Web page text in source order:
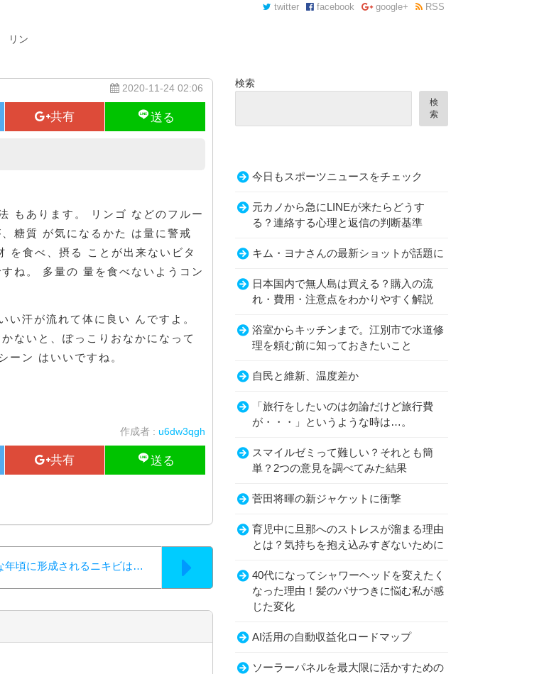
リン
twitter facebook google+ RSS
2020-11-24 02:06
う
もあります。 リンゴ などのフルー
糖質 が気になるかた は量に警戒
を食べ、摂る ことが出来ないビタ
ね。 多量の 量を食べないようコン
い汗が流れて体に良い んですよ。
ないと、ぽっこりおなかになって
ーン はいいですね。
作成者 : u6dw3qgh
年頃に形成されるニキビは…
検索
検
索
今日もスポーツニュースをチェック
元カノから急にLINEが来たらどうす
る？連絡する心理と返信の判断基準
キム・ヨナさんの最新ショットが話題に
日本国内で無人島は買える？購入の流
れ・費用・注意点をわかりやすく解説
浴室からキッチンまで。江別市で水道修
理を頼む前に知っておきたいこと
自民と維新、温度差か
「旅行をしたいのは勿論だけど旅行費
が・・・」というような時は…。
スマイルゼミって難しい？それとも簡
単？2つの意見を調べてみた結果
菅田将暉の新ジャケットに衝撃
育児中に旦那へのストレスが溜まる理由
とは？気持ちを抱え込みすぎないために
40代になってシャワーヘッドを変えたく
なった理由！髪のパサつきに悩む私が感
じた変化
AI活用の自動収益化ロードマップ
ソーラーパネルを最大限に活かすための